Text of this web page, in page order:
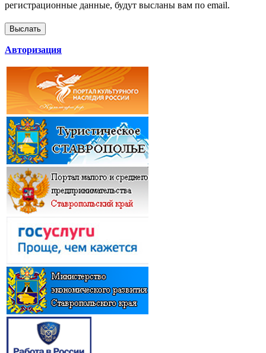
регистрационные данные, будут высланы вам по email.
Авторизация